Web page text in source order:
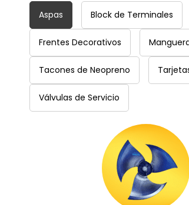
Aspas Block de Terminales
Frentes Decorativos
Tacones de Neopreno
Válvulas de Servicio